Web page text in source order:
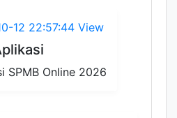
12 22:57:44 View
SPMB Online 2026